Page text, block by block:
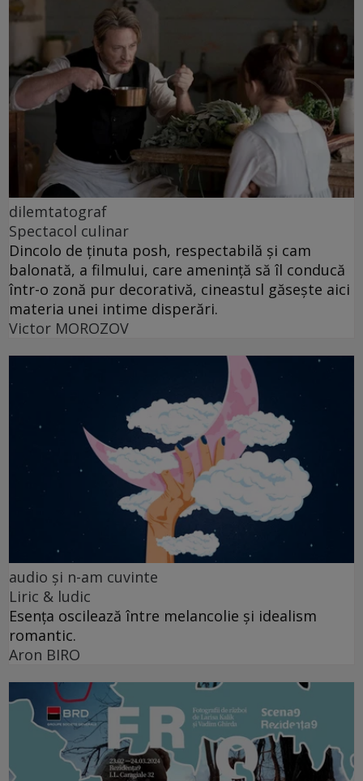
dilemtatograf
Spectacol culinar
Dincolo de ținuta posh, respectabilă și cam
balonată, a filmului, care amenință să îl conducă
într-o zonă pur decorativă, cineastul găsește aici
materia unei intime disperări.
Victor MOROZOV
audio şi n-am cuvinte
Liric & ludic
Esența oscilează între melancolie și idealism
romantic.
Aron BIRO